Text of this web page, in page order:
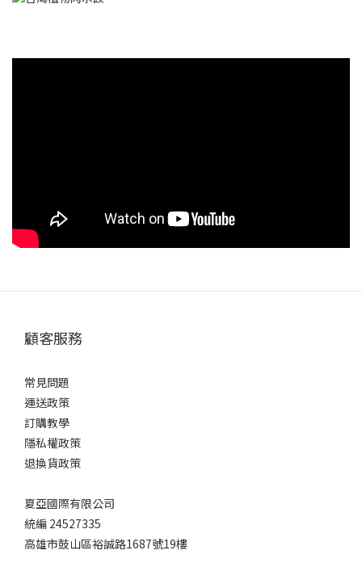
顧客服務
常見問題
運送政策
訂購教學
隱私權政策
退換貨政策
夏亞國際有限公司
統編 24527335
高雄市鼓山區裕誠路1687號19樓